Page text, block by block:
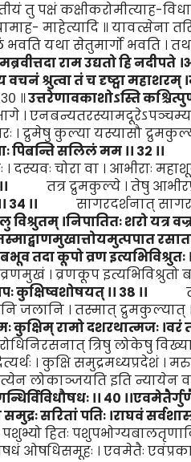
पक्षं कक्षीकरोमीत्याह-
माहेत्यादि ॥ यावत्सेना
यथा सेतुमार्गो भवति ।
रामउद्यतो हि नदीपते ।
वचनंश्रुत्वातंच दृष्ट्वा महाशरम् ।
॥उत्तरेणावकाशोऽस्ति
।
। द्रुमेषु कुल्या यस्यासौ
पिबन्ति सलिलंमम ।। ३२ ।।
दस्यवः चोरा वा । आभीराः
।। तत्र द्रुमकुल्ये । तेषु
३४ ।। सागरदर्शनात्
विश्रुतम् ।निपातितः शरो यत्र
तदा कूपो व्रण इत्यभिविश्रुतः ।
। व्रणकूप इत्यभिविश्रुतो
पः कुक्षिष्वशोषयत् ।। ३८ ।।
जलानि । तस्मात् द्रुमकुल्यात्
कुक्षिम् रामो दशरथात्मजः ।वरं
त्रिषु लोकेषु
। कुक्षि समुद्रमध्यप्रदेशं ।
लोकाञ्जयति इति न्यायेन
धः ।। ४० ।।
सरितांपतिः ।राघवं
हितः
ओषधिसमूहः । एवमेतैः